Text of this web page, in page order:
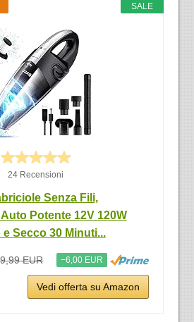
SALE
24 Recensioni
Senza Fili,
Potente 12V 120W
Secco 30 Minuti...
EUR −6,00 EUR
Vedi offerta su Amazon